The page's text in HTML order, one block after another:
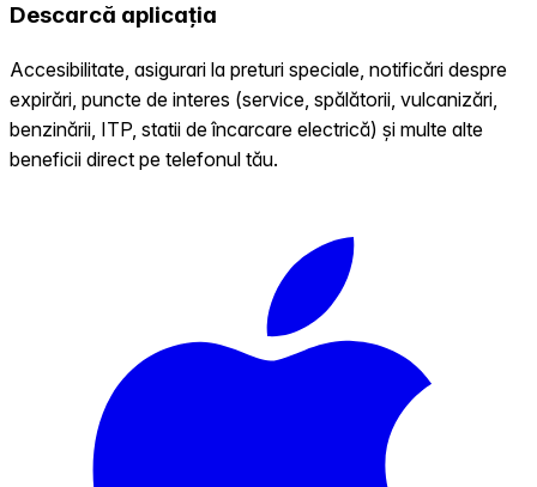
Descarcă aplicația
Accesibilitate, asigurari la preturi speciale, notificări despre
expirări, puncte de interes (service, spălătorii, vulcanizări,
benzinării, ITP, statii de încarcare electrică) și multe alte
beneficii direct pe telefonul tău.